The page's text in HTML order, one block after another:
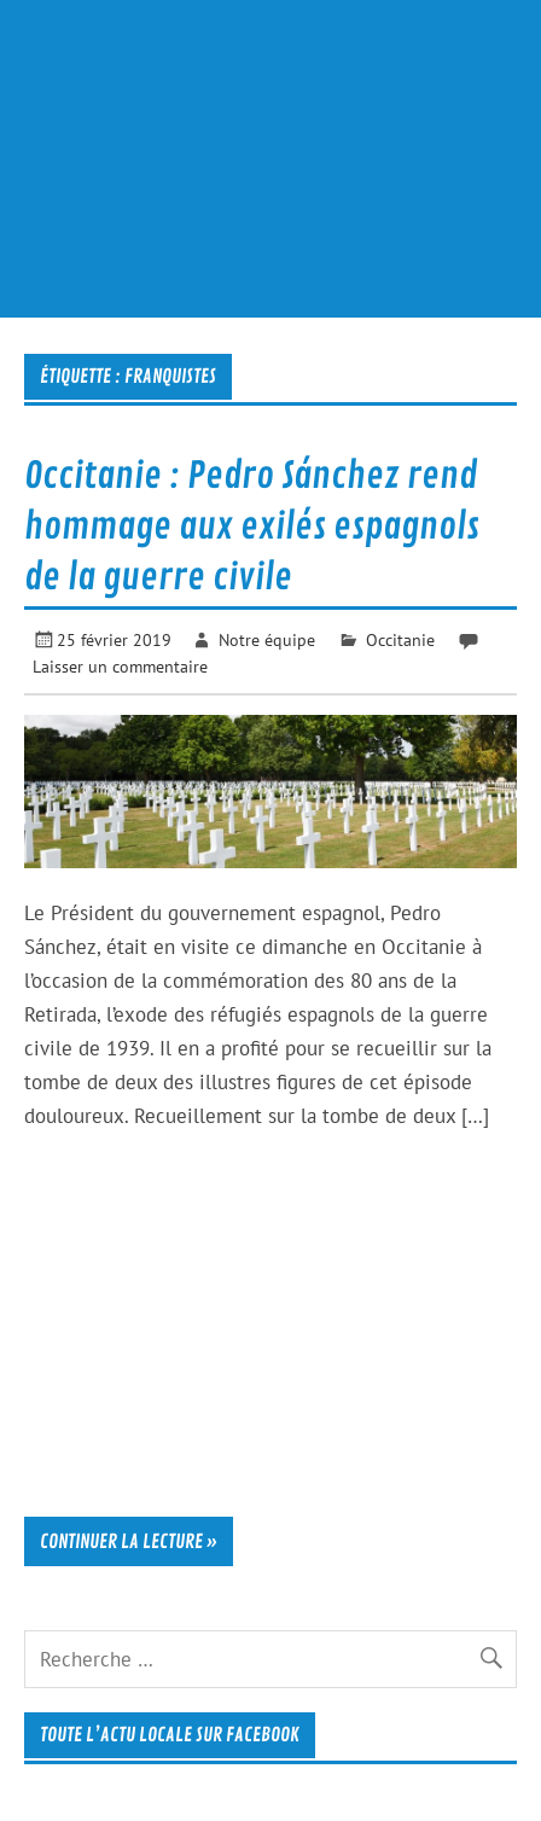
ÉTIQUETTE : FRANQUISTES
Occitanie : Pedro Sánchez rend
hommage aux exilés espagnols
de la guerre civile
25 février 2019 Notre équipe
Occitanie
Laisser un commentaire
Le Président du gouvernement espagnol, Pedro
Sánchez, était en visite ce dimanche en Occitanie à
l’occasion de la commémoration des 80 ans de la
Retirada, l’exode des réfugiés espagnols de la guerre
civile de 1939. Il en a profité pour se recueillir sur la
tombe de deux des illustres figures de cet épisode
douloureux. Recueillement sur la tombe de deux […]
CONTINUER LA LECTURE »
TOUTE L’ACTU LOCALE SUR FACEBOOK